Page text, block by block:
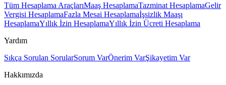
Tüm Hesaplama AraçlarıMaaş HesaplamaTazminat HesaplamaGelir
Vergisi HesaplamaFazla Mesai Hesaplamaİşsizlik Maaşı
HesaplamaYıllık İzin HesaplamaYıllık İzin Ücreti Hesaplama
Yardım
Sıkça Sorulan SorularSorum VarÖnerim VarŞikayetim Var
Hakkımızda